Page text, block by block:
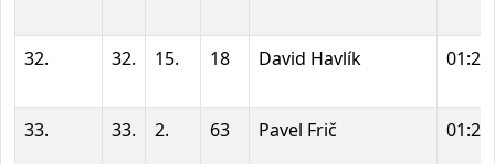
32. 32. 15. 18 David Havlík
33. 33. 2. 63 Pavel Frič